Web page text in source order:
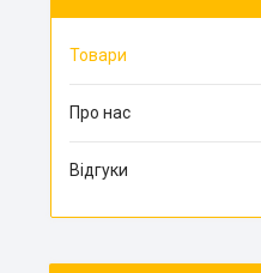
Товари
Про нас
Відгуки